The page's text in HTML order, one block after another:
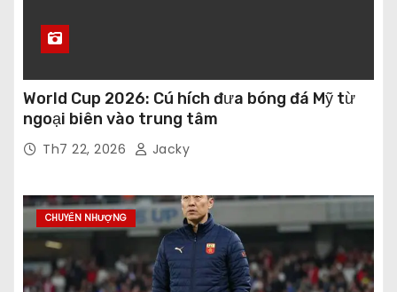
World Cup 2026: Cú hích đưa bóng đá Mỹ từ
ngoại biên vào trung tâm
Th7 22, 2026 Jacky
CHUYỂN NHƯỢNG